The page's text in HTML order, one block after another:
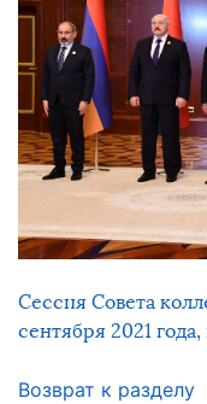
Сессия Совета
сентября 2021
Возврат к разделу